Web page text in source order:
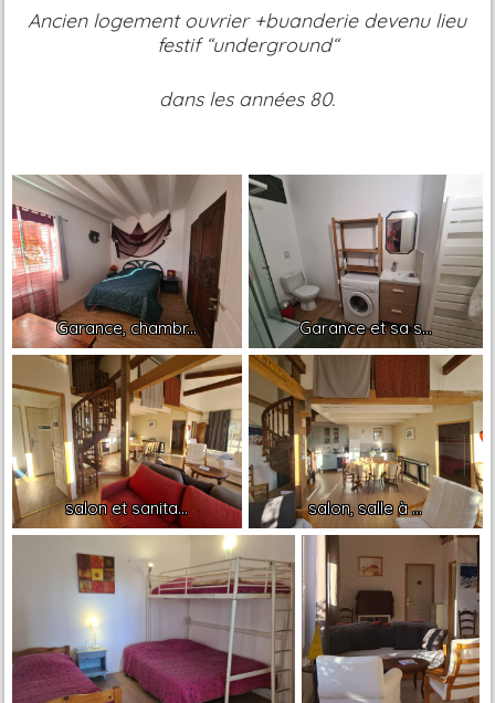
Ancien logement ouvrier +buanderie devenu lieu
festif “underground“
dans les années 80.
Garance, chambr... Garance et sa s...
salon et sanita... salon, salle à ...